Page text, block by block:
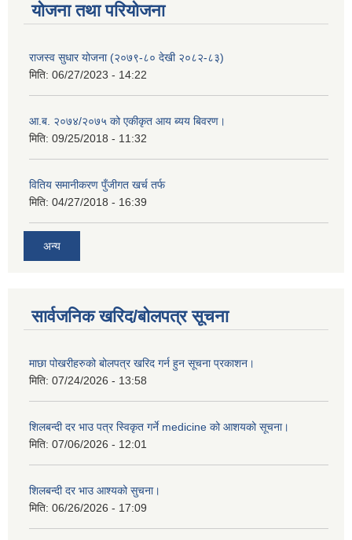
योजना तथा परियोजना
राजस्व सुधार योजना (२०७९-८० देखी २०८२-८३)
मिति: 06/27/2023 - 14:22
आ.ब. २०७४/२०७५ को एकीकृत आय ब्यय बिवरण।
मिति: 09/25/2018 - 11:32
वितिय समानीकरण पुँजीगत खर्च तर्फ
मिति: 04/27/2018 - 16:39
अन्य
सार्वजनिक खरिद/बोलपत्र सूचना
माछा पोखरीहरुको बोलपत्र खरिद गर्न हुन सूचना प्रकाशन।
मिति: 07/24/2026 - 13:58
शिलबन्दी दर भाउ पत्र स्विकृत गर्ने medicine को आशयको सूचना।
मिति: 07/06/2026 - 12:01
शिलबन्दी दर भाउ आश्यको सुचना।
मिति: 06/26/2026 - 17:09